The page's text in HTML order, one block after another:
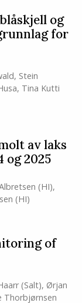
og
for
, Stein
, Tina Kutti
av laks
og 2025
(HI),
(HI)
of
(Salt), Ørjan
Thorbjørnsen